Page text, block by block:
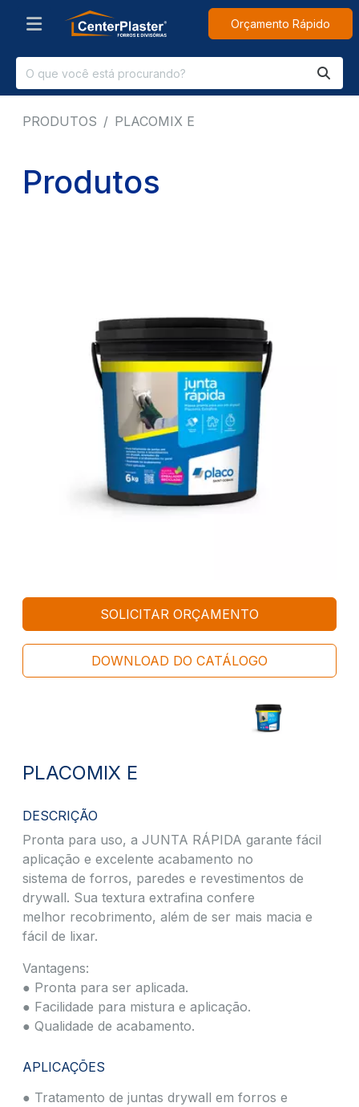
Orçamento Rápido
PRODUTOS PLACOMIX E
Produtos
SOLICITAR ORÇAMENTO
DOWNLOAD DO CATÁLOGO
PLACOMIX E
DESCRIÇÃO
Pronta para uso, a JUNTA RÁPIDA garante fácil
aplicação e excelente acabamento no
sistema de forros, paredes e revestimentos de
drywall. Sua textura extrafina confere
melhor recobrimento, além de ser mais macia e
fácil de lixar.
Vantagens:
● Pronta para ser aplicada.
● Facilidade para mistura e aplicação.
● Qualidade de acabamento.
APLICAÇÕES
● Tratamento de juntas drywall em forros e